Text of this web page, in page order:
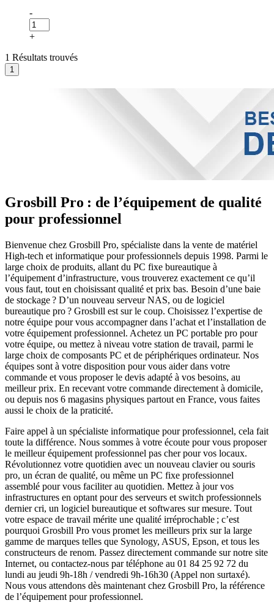
-
+
1 Résultats trouvés
Grosbill Pro : de l’équipement de qualité
pour professionnel
Bienvenue chez Grosbill Pro, spécialiste dans la vente de matériel
High-tech et informatique pour professionnels depuis 1998. Parmi le
large choix de produits, allant du PC fixe bureautique à
l’équipement d’infrastructure, vous trouverez exactement ce qu’il
vous faut, tout en choisissant qualité et prix bas. Besoin d’une baie
de stockage ? D’un nouveau serveur NAS, ou de logiciel
bureautique pro ? Grosbill est sur le coup. Choisissez l’expertise de
notre équipe pour vous accompagner dans l’achat et l’installation de
votre équipement professionnel. Achetez un PC portable pro pour
votre équipe, ou mettez à niveau votre station de travail, parmi le
large choix de composants PC et de périphériques ordinateur. Nos
équipes sont à votre disposition pour vous aider dans votre
commande et vous proposer le devis adapté à vos besoins, au
meilleur prix. En recevant votre commande directement à domicile,
ou depuis nos 6 magasins physiques partout en France, vous faites
aussi le choix de la praticité.
Faire appel à un spécialiste informatique pour professionnel, cela fait
toute la différence. Nous sommes à votre écoute pour vous proposer
le meilleur équipement professionnel pas cher pour vos locaux.
Révolutionnez votre quotidien avec un nouveau clavier ou souris
pro, un écran de qualité, ou même un PC fixe professionnel
assemblé pour vous faciliter au quotidien. Mettez à jour vos
infrastructures en optant pour des serveurs et switch professionnels
dernier cri, un logiciel bureautique et softwares sur mesure. Tout
votre espace de travail mérite une qualité irréprochable ; c’est
pourquoi Grosbill Pro vous promet les meilleurs prix sur la large
gamme de marques telles que Synology, ASUS, Epson, et tous les
constructeurs de renom. Passez directement commande sur notre site
Internet, ou contactez-nous par téléphone au 01 84 25 92 72 du
lundi au jeudi 9h-18h / vendredi 9h-16h30 (Appel non surtaxé).
Nous vous attendons dès maintenant chez Grosbill Pro, la référence
de l’équipement pour professionnel.